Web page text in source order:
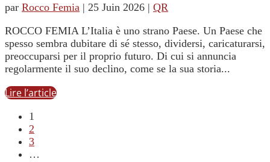
par Rocco Femia | 25 Juin 2026 | QR
ROCCO FEMIA L’Italia è uno strano Paese. Un Paese che
spesso sembra dubitare di sé stesso, dividersi, caricaturarsi,
preoccuparsi per il proprio futuro. Di cui si annuncia
regolarmente il suo declino, come se la sua storia...
Lire l’article
1
2
3
…